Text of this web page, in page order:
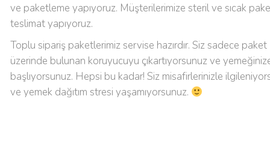
ve paketleme yapıyoruz. Müşterilerimize steril ve sıcak
teslimat yapıyoruz.
Toplu sipariş paketlerimiz servise hazırdır. Siz sadece paket
üzerinde bulunan koruyucuyu çıkartıyorsunuz ve
başlıyorsunuz. Hepsi bu kadar! Siz misafirlerinizle
ve yemek dağıtım stresi yaşamıyorsunuz.